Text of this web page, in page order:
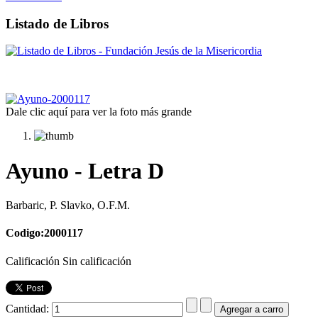
Listado de Libros
Dale clic aquí para ver la foto más grande
Ayuno - Letra D
Barbaric, P. Slavko, O.F.M.
Codigo:2000117
Calificación Sin calificación
Cantidad: